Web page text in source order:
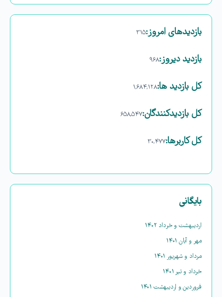
بازدیدهای امروز:۳۱۵
بازدید دیروز:۹۶۸
کل بازدید ها:۱,۶۸۴,۱۲۸
کل بازدیدکنند‌گان:۶۵۸,۵۴۷
کل کاربرها:۳۰,۴۷۷
بایگانی
اردیبهشت و خرداد ۱۴۰۲
مهر و آبان ۱۴۰۱
مرداد و شهریور ۱۴۰۱
خرداد و تیر ۱۴۰۱
فروردین و اردیبهشت ۱۴۰۱